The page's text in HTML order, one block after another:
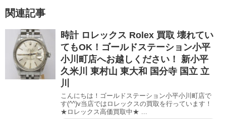
関連記事
時計 ロレックス Rolex 買取 壊れてい
てもOK！ゴールドステーション小平
小川町店へお越しください！ 新小平
久米川 東村山 東大和 国分寺 国立 立
川
こんにちは！ゴールドステーション小平小川町店で
す(^^)v当店ではロレックスの買取を行っています！
★ロレックス高価買取中★ ...